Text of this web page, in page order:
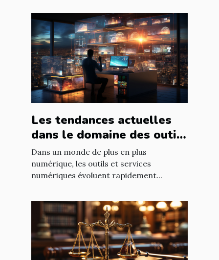
Les tendances actuelles
dans le domaine des outils
et services numériques
Dans un monde de plus en plus
numérique, les outils et services
numériques évoluent rapidement...